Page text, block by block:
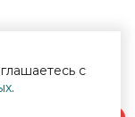
с
.